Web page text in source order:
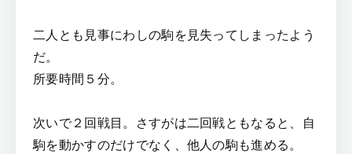
二人とも見事にわしの駒を見失ってしまったよう
だ。
所要時間５分。
次いで２回戦目。さすがは二回戦ともなると、自
駒を動かすのだけでなく、他人の駒も進める。